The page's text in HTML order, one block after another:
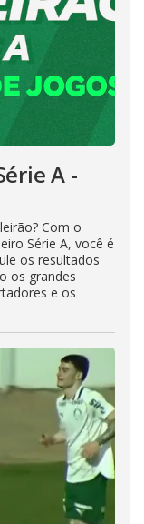
A -
Com o
Série A, você é
os resultados
os grandes
e os